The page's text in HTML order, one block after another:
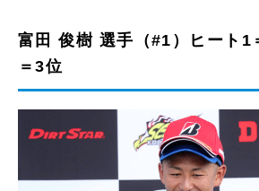
富田 俊樹 選手（#1）ヒート1
＝3位